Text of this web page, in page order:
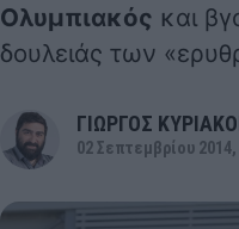
Ολυμπιακός και
δουλειάς των
ΓΙΩΡΓΟΣ
02 Σεπτεμβρίου